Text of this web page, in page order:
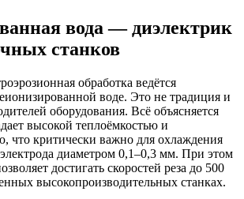
вода — диэлектрик
станков
обработка ведётся
воде. Это не традиция и
оборудования. Всё объясняется
высокой теплоёмкостью и
что критически важно для охлаждения
диаметром 0,1–0,3 мм. При этом
достигать скоростей реза до 500
высокопроизводительных станках.